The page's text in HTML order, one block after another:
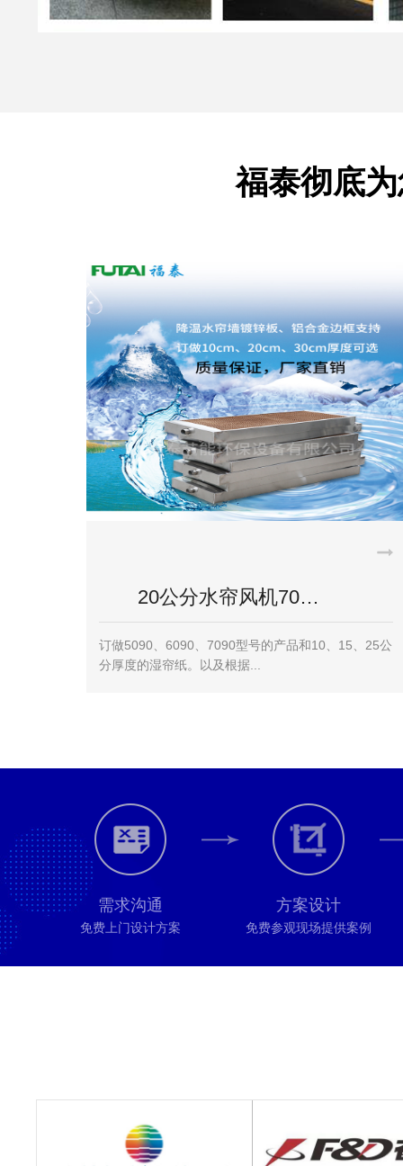
福泰彻底
工业节能空调给电…
工业节能空调给电子车间降温 我们都知道电子车间里
面比较干净而且温度不能过高，如果温度过高对车...
需求沟通
免费上门设计方案
方案设计
免费参观现场提供案例